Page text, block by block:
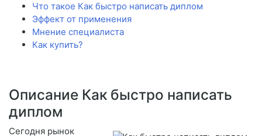
Что такое Как быстро написать диплом
Эффект от применения
Мнение специалиста
Как купить?
Описание Как быстро написать
диплом
Сегодня рынок